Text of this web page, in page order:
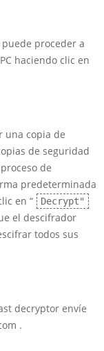
proceder a
haciendo clic en
una copia de
de seguridad
de
predeterminada
en “
Decrypt"
el descifrador
todos sus
decryptor envíe
.